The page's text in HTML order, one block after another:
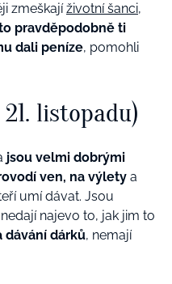
zmeškajíživotní šanci,
pravděpodobně ti
dali peníze, pomohli
listopadu)
jsou velmi dobrými
ven, na výlety a
umí dávat. Jsou
najevo to, jak jim to
dávání dárků, nemají